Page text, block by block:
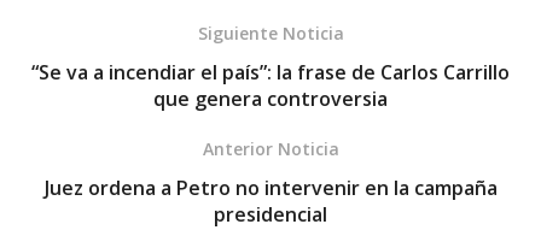
Siguiente Noticia
“Se va a incendiar el país”: la frase de Carlos Carrillo
que genera controversia
Anterior Noticia
Juez ordena a Petro no intervenir en la campaña
presidencial